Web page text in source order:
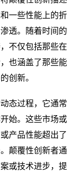
一些性能上的折
透。随着时间的
不仅包括那些在
也涵盖了那些能
创新。
态过程，它通常
始。这些市场或
产品性能超出了
颠覆性创新者通
或技术进步，提